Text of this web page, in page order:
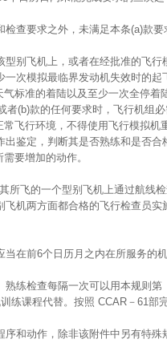
检查要求之外，未满足本条(a)款
别飞机上，或者在经批准的飞行
一次模拟最临界发动机失效时的
标准的着陆以及至少一次全停着
者(b)款的任何要求时，飞行机组
飞行环境，不得使用飞行模拟机
鉴定，判断其是否熟练和是否
要增加的动作。
所飞的一个型别飞机上通过航线
机两方面都合格的飞行检查员
当在前6个日历月之内在所服务的
熟练检查每隔一次可以用本规则第
练课程代替。按照 CCAR－61部
和动作，除非该附件中另有特殊